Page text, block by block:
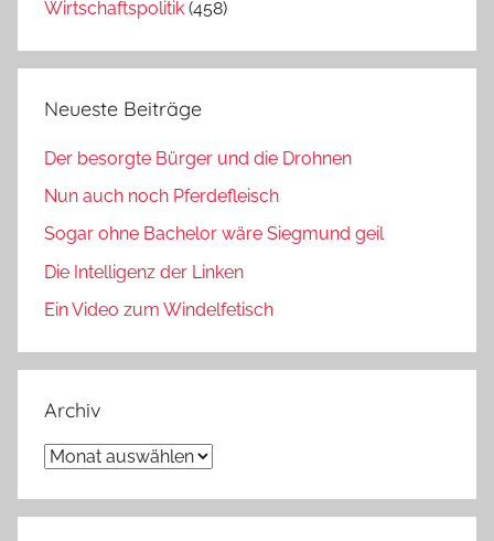
Wirtschaftspolitik (458)
Neueste Beiträge
Der besorgte Bürger und die Drohnen
Nun auch noch Pferdefleisch
Sogar ohne Bachelor wäre Siegmund geil
Die Intelligenz der Linken
Ein Video zum Windelfetisch
Archiv
Archiv